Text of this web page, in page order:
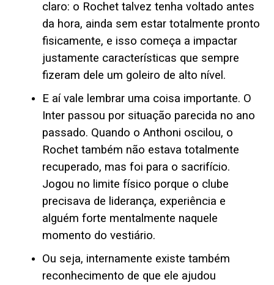
claro: o Rochet talvez tenha voltado antes
da hora, ainda sem estar totalmente pronto
fisicamente, e isso começa a impactar
justamente características que sempre
fizeram dele um goleiro de alto nível.
E aí vale lembrar uma coisa importante. O
Inter passou por situação parecida no ano
passado. Quando o Anthoni oscilou, o
Rochet também não estava totalmente
recuperado, mas foi para o sacrifício.
Jogou no limite físico porque o clube
precisava de liderança, experiência e
alguém forte mentalmente naquele
momento do vestiário.
Ou seja, internamente existe também
reconhecimento de que ele ajudou